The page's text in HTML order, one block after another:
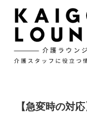
【急変時の対